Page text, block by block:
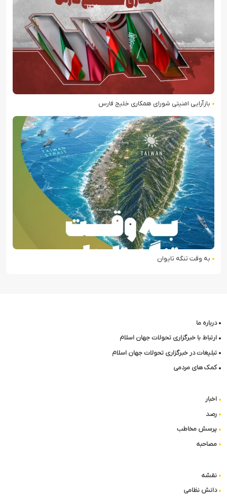
بازآرایی امنیتی شورای همکاری خلیج فارس
به وقت تنگه تایوان
درباره ما
ارتباط با خبرگزاری تحولات جهان اسلام
تبلیغات در خبرگزاری تحولات جهان اسلام
کمک های مردمی
اخبار
رصد
پرسش مخاطب
مصاحبه
نقشه
دانش نظامی